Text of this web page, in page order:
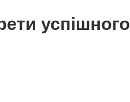
успішного